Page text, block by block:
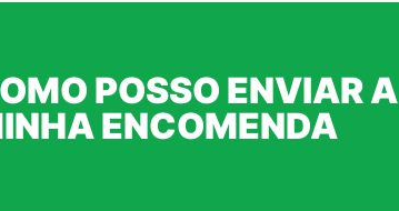
POSSO ENVIAR A
ENCOMENDA